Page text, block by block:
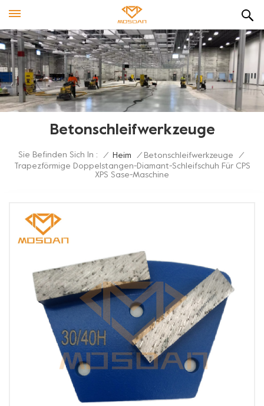
Betonschleifwerkzeuge
Sie Befinden Sich In : / Heim / Betonschleifwerkzeuge
/
Trapezförmige Doppelstangen-Diamant-Schleifschuh Für CPS
XPS Sase-Maschine